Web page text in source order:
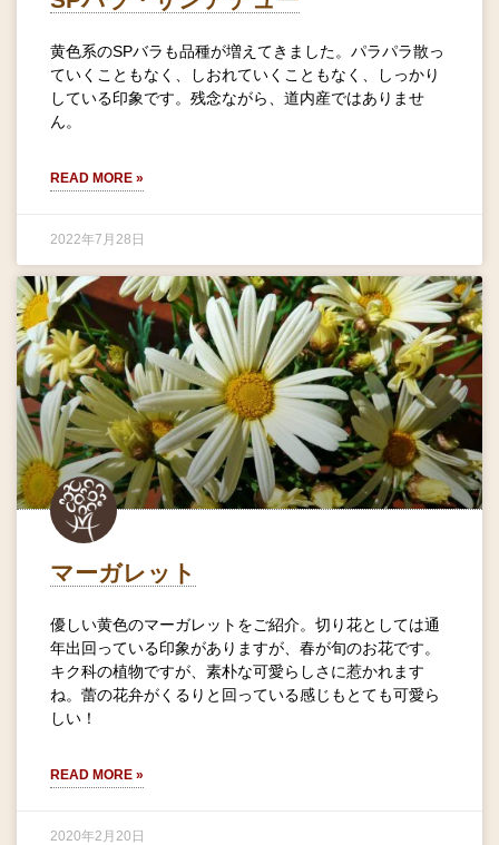
黄色系のSPバラも品種が増えてきました。パラパラ散っ
ていくこともなく、しおれていくこともなく、しっかり
している印象です。残念ながら、道内産ではありませ
ん。
READ MORE »
2022年7月28日
マーガレット
優しい黄色のマーガレットをご紹介。切り花としては通
年出回っている印象がありますが、春が旬のお花です。
キク科の植物ですが、素朴な可愛らしさに惹かれます
ね。蕾の花弁がくるりと回っている感じもとても可愛ら
しい！
READ MORE »
2020年2月20日